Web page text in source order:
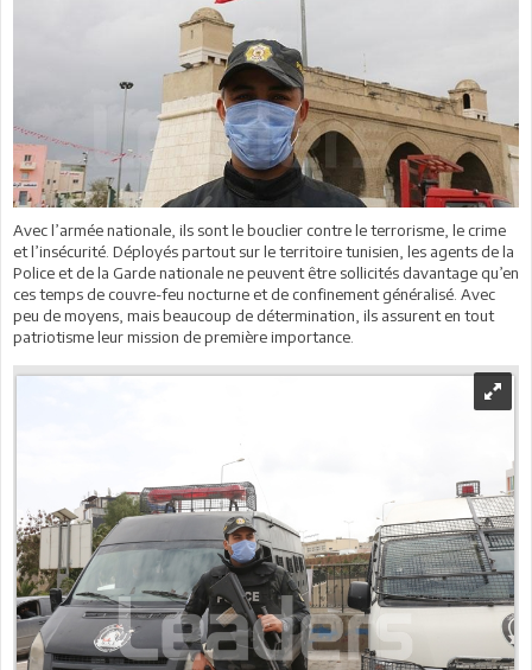
Avec l’armée nationale, ils sont le bouclier contre le terrorisme, le crime
et l’insécurité. Déployés partout sur le territoire tunisien, les agents de la
Police et de la Garde nationale ne peuvent être sollicités davantage qu’en
ces temps de couvre-feu nocturne et de confinement généralisé. Avec
peu de moyens, mais beaucoup de détermination, ils assurent en tout
patriotisme leur mission de première importance.